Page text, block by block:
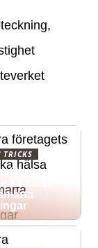
TRICKS
företagets
hälsa